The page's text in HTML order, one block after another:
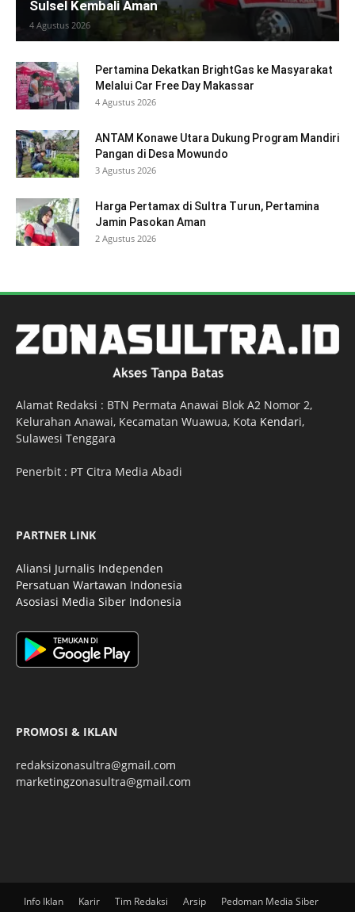
Sulsel Kembali Aman
4 Agustus 2026
Pertamina Dekatkan BrightGas ke Masyarakat
Melalui Car Free Day Makassar
4 Agustus 2026
ANTAM Konawe Utara Dukung Program Mandiri
Pangan di Desa Mowundo
3 Agustus 2026
Harga Pertamax di Sultra Turun, Pertamina
Jamin Pasokan Aman
2 Agustus 2026
Alamat Redaksi : BTN Permata Anawai Blok A2 Nomor 2,
Kelurahan Anawai, Kecamatan Wuawua, Kota Kendari,
Sulawesi Tenggara
Penerbit : PT Citra Media Abadi
PARTNER LINK
Aliansi Jurnalis Independen
Persatuan Wartawan Indonesia
Asosiasi Media Siber Indonesia
PROMOSI & IKLAN
redaksizonasultra@gmail.com
marketingzonasultra@gmail.com
Info Iklan Karir Tim Redaksi Arsip
Pedoman Media Siber